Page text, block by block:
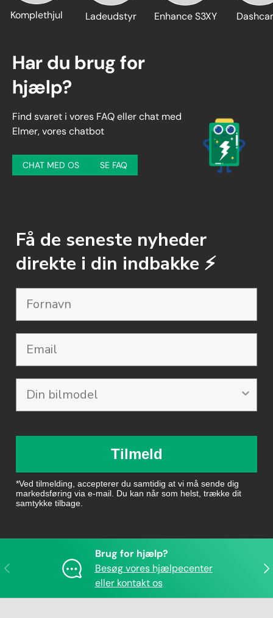
Komplethjul Ladeudstyr Enhance S3XY
Har du brug for
hjælp?
Find svaret i vores FAQ eller chat med
Elmer, vores chatbot
CHAT MED OS SE FAQ
Få de seneste nyheder
direkte i din indbakke ⚡️
Email
Tilmeld
*Ved tilmelding, accepterer du samtidig at vi må sende dig
markedsføring via e-mail. Du kan når som helst, trække dit
samtykke tilbage.
Forrige
Brug for hjælp?
Besøg vores hjælpecenter
eller kontakt os